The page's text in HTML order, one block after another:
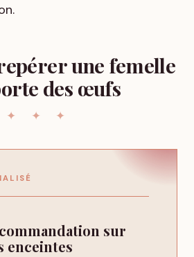
une femelle
des œufs
enceintes